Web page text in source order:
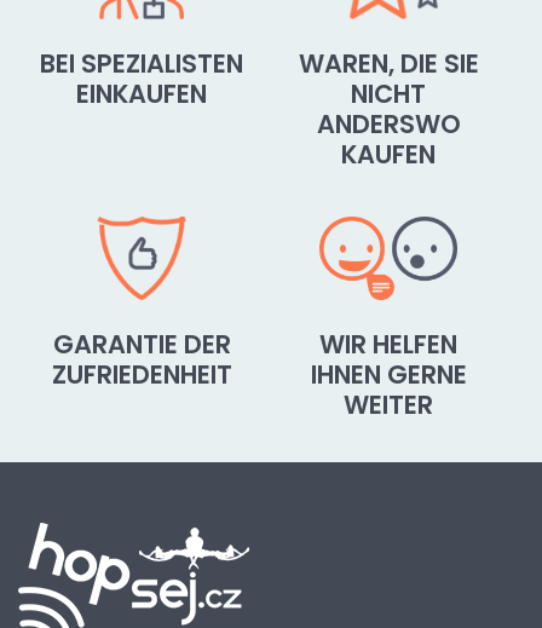
BEI SPEZIALISTEN
EINKAUFEN
WAREN, DIE SIE
NICHT
ANDERSWO
KAUFEN
GARANTIE DER
ZUFRIEDENHEIT
WIR HELFEN
IHNEN GERNE
WEITER